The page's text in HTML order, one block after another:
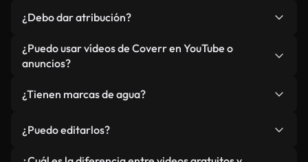
métricas como LCP.
Studio. Describe la escena, como "vecino al
atardecer", y la IA la generará en segundos
conforme a nuestros estándares.
¿Debo dar atribución?
No es necesario. Todos los vídeos en nuestra
biblioteca son royalty-free, aunque siempre se
¿Puedo usar vídeos de Coverr en YouTube o
anuncios?
monetizados y anuncios, siempre que no se
independiente.
¿Tienen marcas de agua?
agua. Obtendrá metraje limpio y listo para usar en
cada descarga.
¿Puedo editarlos?
Sí. Eres libre de recortar o mezclar nuestros